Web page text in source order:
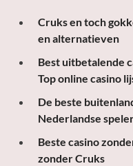
Cruks en toch
en alternatieven
Best uitbetalende
Top online casino
De beste
Nederlandse
Beste casino
zonder Cruks